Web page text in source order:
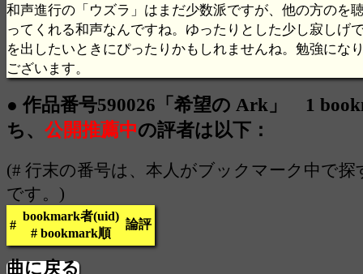
和声進行の「ウズラ」はまだ少数派ですが、他の方のを
ってくれる和声なんですね。ゆったりとした少し寂しげ
を出したいときにぴったりかもしれませんね。勉強にな
ございます。
● 作品番号590026「希望の Ark」 1
ち、 公開推薦中の評者は以下：
(# 行末の番号は、本人がブックマーク中で探
です。)
#
bookmark者(uid)
# bookmark順
論評
曲に戻る